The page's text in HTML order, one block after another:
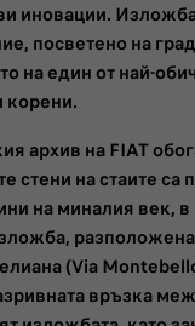
иновации.
посветено на
на един от най-
корени.
архив на FIAT
на стаите са
на миналия век, в
(Via
връзка